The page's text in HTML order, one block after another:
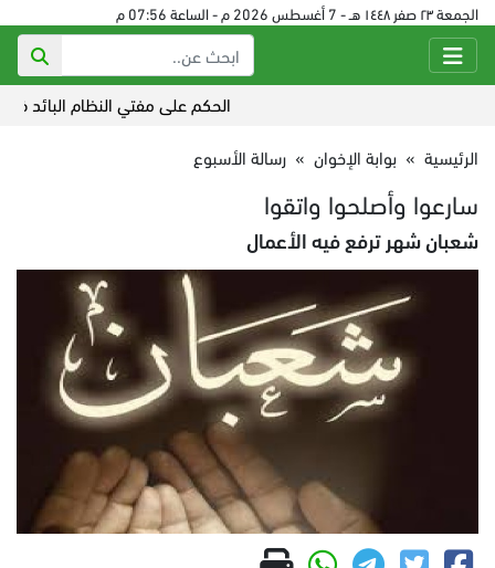
الجمعة ٢٣ صفر ١٤٤٨ هـ - 7 أغسطس 2026 م - الساعة 07:56 م
الحكم على مفتي النظام البائد في سورية 24
الرئيسية » بوابة الإخوان » رسالة الأسبوع
سارعوا وأصلحوا واتقوا
شعبان شهر ترفع فيه الأعمال